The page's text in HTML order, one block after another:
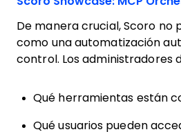
De manera crucial, Scoro no
como una automatización
control. Los administradores
Qué herramientas están
Qué usuarios pueden